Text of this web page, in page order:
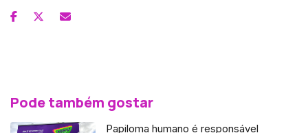
Pode também gostar
Papiloma humano é responsável